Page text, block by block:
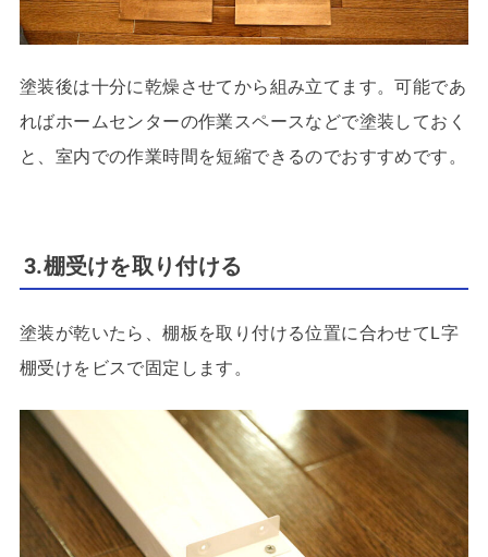
塗装後は十分に乾燥させてから組み立てます。可能であ
ればホームセンターの作業スペースなどで塗装しておく
と、室内での作業時間を短縮できるのでおすすめです。
3.棚受けを取り付ける
塗装が乾いたら、棚板を取り付ける位置に合わせてL字
棚受けをビスで固定します。